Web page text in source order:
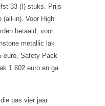
33 (!) stuks. Prijs
(all-in). Voor High
betaald, voor
metallic lak
euro, Safety Pack
1.602 euro en ga
pas vier jaar